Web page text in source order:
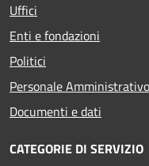
Uffici
Enti e fondazioni
Politici
Personale Amministrativo
Documenti e dati
CATEGORIE DI SERVIZIO